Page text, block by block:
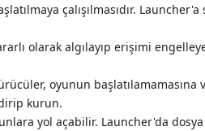
çalışılmasıdır. Launcher'a
olarak algılayıp erişimi
oyunun başlatılamamasına
kurun.
yol açabilir. Launcher'da